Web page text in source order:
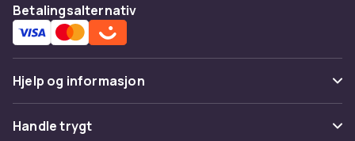
Betalingsalternativ
Hjelp og informasjon
Vanlige spørsmål
Handle trygt